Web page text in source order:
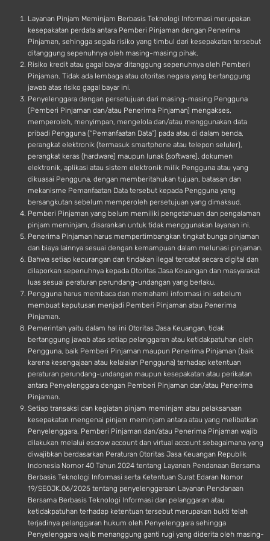
d
Layanan Pinjam Meminjam Berbasis Teknologi Informasi merupakan
kesepakatan perdata antara Pemberi Pinjaman dengan Penerima
Pinjaman, sehingga segala risiko yang timbul dari kesepakatan tersebut
ditanggung sepenuhnya oleh masing-masing pihak.
Risiko kredit atau gagal bayar ditanggung sepenuhnya oleh Pemberi
Pinjaman. Tidak ada lembaga atau otoritas negara yang bertanggung
jawab atas risiko gagal bayar ini.
Penyelenggara dengan persetujuan dari masing-masing Pengguna
(Pemberi Pinjaman dan/atau Penerima Pinjaman) mengakses,
memperoleh, menyimpan, mengelola dan/atau menggunakan data
pribadi Pengguna (“Pemanfaatan Data”) pada atau di dalam benda,
perangkat elektronik (termasuk smartphone atau telepon seluler),
perangkat keras (hardware) maupun lunak (software), dokumen
elektronik, aplikasi atau sistem elektronik milik Pengguna atau yang
dikuasai Pengguna, dengan memberitahukan tujuan, batasan dan
mekanisme Pemanfaatan Data tersebut kepada Pengguna yang
bersangkutan sebelum memperoleh persetujuan yang dimaksud.
Pemberi Pinjaman yang belum memiliki pengetahuan dan pengalaman
pinjam meminjam, disarankan untuk tidak menggunakan layanan ini.
Penerima Pinjaman harus mempertimbangkan tingkat bunga pinjaman
dan biaya lainnya sesuai dengan kemampuan dalam melunasi pinjaman.
Bahwa setiap kecurangan dan tindakan ilegal tercatat secara digital dan
dilaporkan sepenuhnya kepada Otoritas Jasa Keuangan dan masyarakat
luas sesuai peraturan perundang-undangan yang berlaku.
Pengguna harus membaca dan memahami informasi ini sebelum
membuat keputusan menjadi Pemberi Pinjaman atau Penerima
Pinjaman.
Pemerintah yaitu dalam hal ini Otoritas Jasa Keuangan, tidak
bertanggung jawab atas setiap pelanggaran atau ketidakpatuhan oleh
Pengguna, baik Pemberi Pinjaman maupun Penerima Pinjaman (baik
karena kesengajaan atau kelalaian Pengguna) terhadap ketentuan
peraturan perundang-undangan maupun kesepakatan atau perikatan
antara Penyelenggara dengan Pemberi Pinjaman dan/atau Penerima
Pinjaman.
Setiap transaksi dan kegiatan pinjam meminjam atau pelaksanaan
kesepakatan mengenai pinjam meminjam antara atau yang melibatkan
Penyelenggara, Pemberi Pinjaman dan/atau Penerima Pinjaman wajib
dilakukan melalui escrow account dan virtual account sebagaimana yang
diwajibkan berdasarkan Peraturan Otoritas Jasa Keuangan Republik
Indonesia Nomor 40 Tahun 2024 tentang Layanan Pendanaan Bersama
Berbasis Teknologi Informasi serta Ketentuan Surat Edaran Nomor
19/SEOJK.06/2025 tentang penyelenggaraan Layanan Pendanaan
Bersama Berbasis Teknologi Informasi dan pelanggaran atau
ketidakpatuhan terhadap ketentuan tersebut merupakan bukti telah
terjadinya pelanggaran hukum oleh Penyelenggara sehingga
Penyelenggara wajib menanggung ganti rugi yang diderita oleh masing-